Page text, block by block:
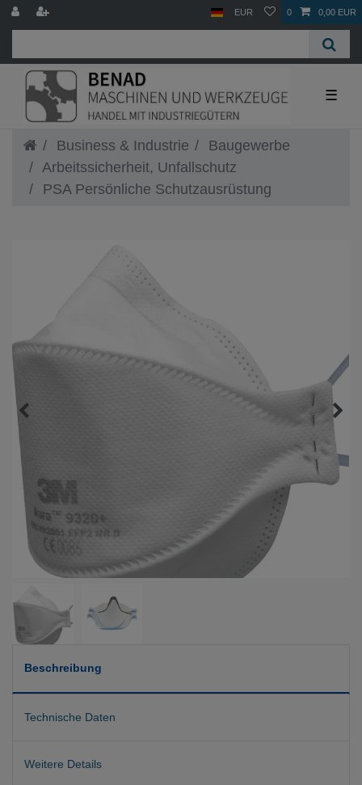
EUR 0 0,00 EUR
☰
Business & Industrie
Baugewerbe
Arbeitssicherheit, Unfallschutz
PSA Persönliche Schutzausrüstung
Beschreibung
Technische Daten
Weitere Details